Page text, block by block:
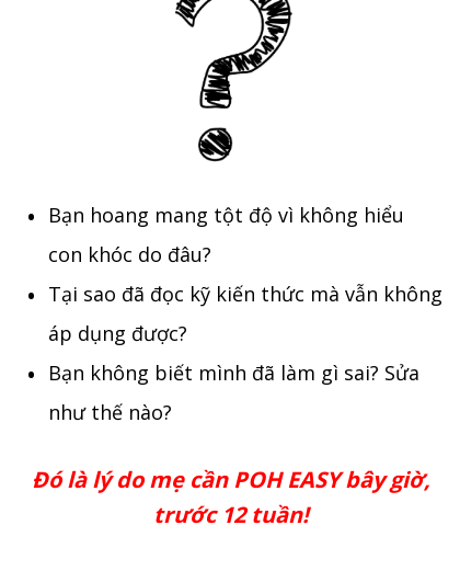
Bạn hoang mang tột độ vì không hiểu
con khóc do đâu?
Tại sao đã đọc kỹ kiến thức mà vẫn không
áp dụng được?
Bạn không biết mình đã làm gì sai? Sửa
như thế nào?
Đó là lý do mẹ cần POH EASY bây giờ,
trước 12 tuần!